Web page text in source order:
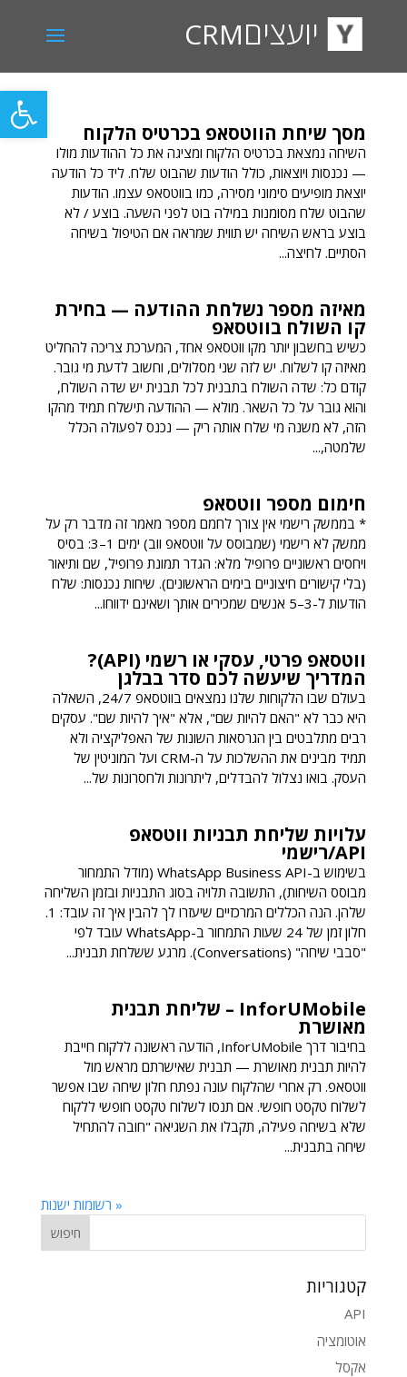
פתח
יועציםCRM
מסך שיחת הווטסאפ בכרטיס הלקוח
השיחה נמצאת בכרטיס הלקוח ומציגה את כל ההודעות מולו
— נכנסות ויוצאות, כולל הודעות שהבוט שלח. ליד כל הודעה
יוצאת מופיעים סימוני מסירה, כמו בווטסאפ עצמו. הודעות
שהבוט שלח מסומנות במילה בוט לפני השעה. בוצע / לא
בוצע בראש השיחה יש תווית שמראה אם הטיפול בשיחה
הסתיים. לחיצה...
מאיזה מספר נשלחת ההודעה — בחירת
קו השולח בווטסאפ
כשיש בחשבון יותר מקו ווטסאפ אחד, המערכת צריכה להחליט
מאיזה קו לשלוח. יש לזה שני מסלולים, וחשוב לדעת מי גובר.
קודם כל: שדה השולח בתבנית לכל תבנית יש שדה השולח,
והוא גובר על כל השאר. מולא — ההודעה תישלח תמיד מהקו
הזה, לא משנה מי שלח אותה ריק — נכנס לפעולה הכלל
שלמטה,...
חימום מספר ווטסאפ
* בממשק רישמי אין צורך לחמם מספר מאמר זה מדבר רק על
ממשק לא רישמי (שמבוסס על ווטסאפ ווב) ימים 1–3: בסיס
ויחסים ראשוניים פרופיל מלא: הגדר תמונת פרופיל, שם ותיאור
(בלי קישורים חיצוניים בימים הראשונים). שיחות נכנסות: שלח
הודעות ל-3–5 אנשים שמכירים אותך ושאינם ידווחו...
ווטסאפ פרטי, עסקי או רשמי (API)?
המדריך שיעשה לכם סדר בבלגן
בעולם שבו הלקוחות שלנו נמצאים בווטסאפ 24/7, השאלה
היא כבר לא "האם להיות שם", אלא "איך להיות שם". עסקים
רבים מתלבטים בין הגרסאות השונות של האפליקציה ולא
תמיד מבינים את ההשלכות על ה-CRM ועל המוניטין של
העסק. בואו נצלול להבדלים, ליתרונות ולחסרונות של...
עלויות שליחת תבניות ווטסאפ
API/רישמי
בשימוש ב-WhatsApp Business API (מודל התמחור
מבוסס השיחות), התשובה תלויה בסוג התבניות ובזמן השליחה
שלהן. הנה הכללים המרכזיים שיעזרו לך להבין איך זה עובד: 1.
חלון זמן של 24 שעות התמחור ב-WhatsApp עובד לפי
"סבבי שיחה" (Conversations). מרגע ששלחת תבנית...
InforUMobile – שליחת תבנית
מאושרת
בחיבור דרך InforUMobile, הודעה ראשונה ללקוח חייבת
להיות תבנית מאושרת — תבנית שאישרתם מראש מול
ווטסאפ. רק אחרי שהלקוח עונה נפתח חלון שיחה שבו אפשר
לשלוח טקסט חופשי. אם תנסו לשלוח טקסט חופשי ללקוח
שלא בשיחה פעילה, תקבלו את השגיאה "חובה להתחיל
שיחה בתבנית...
« רשומות ישנות
קטגוריות
API
אוטומציה
אקסל